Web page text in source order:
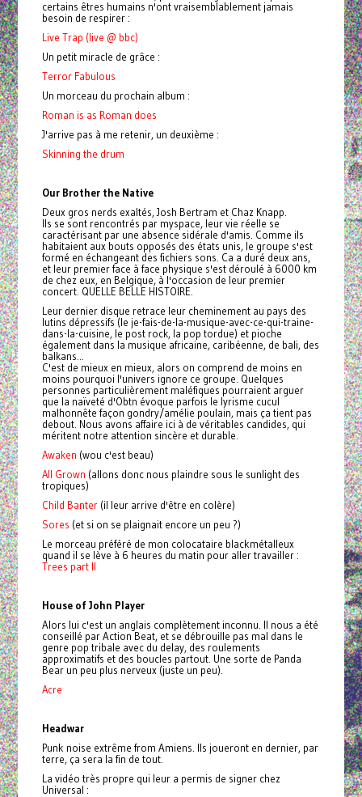
certains êtres humains n'ont vraisemblablement jamais
besoin de respirer :
Live Trap (live @ bbc)
Un petit miracle de grâce :
Terror Fabulous
Un morceau du prochain album :
Roman is as Roman does
J'arrive pas à me retenir, un deuxième :
Skinning the drum
Our Brother the Native
Deux gros nerds exaltés, Josh Bertram et Chaz Knapp.
Ils se sont rencontrés par myspace, leur vie réelle se
caractérisant par une absence sidérale d'amis. Comme ils
habitaient aux bouts opposés des états unis, le groupe s'est
formé en échangeant des fichiers sons. Ca a duré deux ans,
et leur premier face à face physique s'est déroulé à 6000 km
de chez eux, en Belgique, à l'occasion de leur premier
concert. QUELLE BELLE HISTOIRE.
Leur dernier disque retrace leur cheminement au pays des
lutins dépressifs (le je-fais-de-la-musique-avec-ce-qui-traine-
dans-la-cuisine, le post rock, la pop tordue) et pioche
également dans la musique africaine, caribéenne, de bali, des
balkans...
C'est de mieux en mieux, alors on comprend de moins en
moins pourquoi l'univers ignore ce groupe. Quelques
personnes particulièrement maléfiques pourraient arguer
que la naïveté d'Obtn évoque parfois le lyrisme cucul
malhonnête façon gondry/amélie poulain, mais ça tient pas
debout. Nous avons affaire ici à de véritables candides, qui
méritent notre attention sincère et durable.
Awaken (wou c'est beau)
All Grown (allons donc nous plaindre sous le sunlight des
tropiques)
Child Banter(il leur arrive d'être en colère)
Sores (et si on se plaignait encore un peu ?)
Le morceau préféré de mon colocataire blackmétalleux
quand il se lève à 6 heures du matin pour aller travailler :
Trees part II
House of John Player
Alors lui c'est un anglais complètement inconnu. Il nous a été
conseillé par Action Beat, et se débrouille pas mal dans le
genre pop tribale avec du delay, des roulements
approximatifs et des boucles partout. Une sorte de Panda
Bear un peu plus nerveux (juste un peu).
Acre
Headwar
Punk noise extrême from Amiens. Ils joueront en dernier, par
terre, ça sera la fin de tout.
La vidéo très propre qui leur a permis de signer chez
Universal :